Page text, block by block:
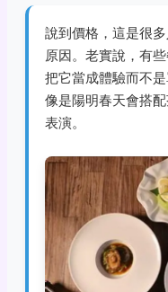
說到價格，這是很
原因。老實說，有
把它當成體驗而不
像是陽明春天會搭
表演。